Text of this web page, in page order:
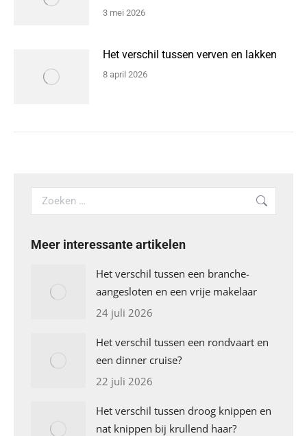
3 mei 2026
Het verschil tussen verven en lakken
8 april 2026
Search:
Meer interessante artikelen
Het verschil tussen een branche-
aangesloten en een vrije makelaar
24 juli 2026
Het verschil tussen een rondvaart en
een dinner cruise?
22 juli 2026
Het verschil tussen droog knippen en
nat knippen bij krullend haar?